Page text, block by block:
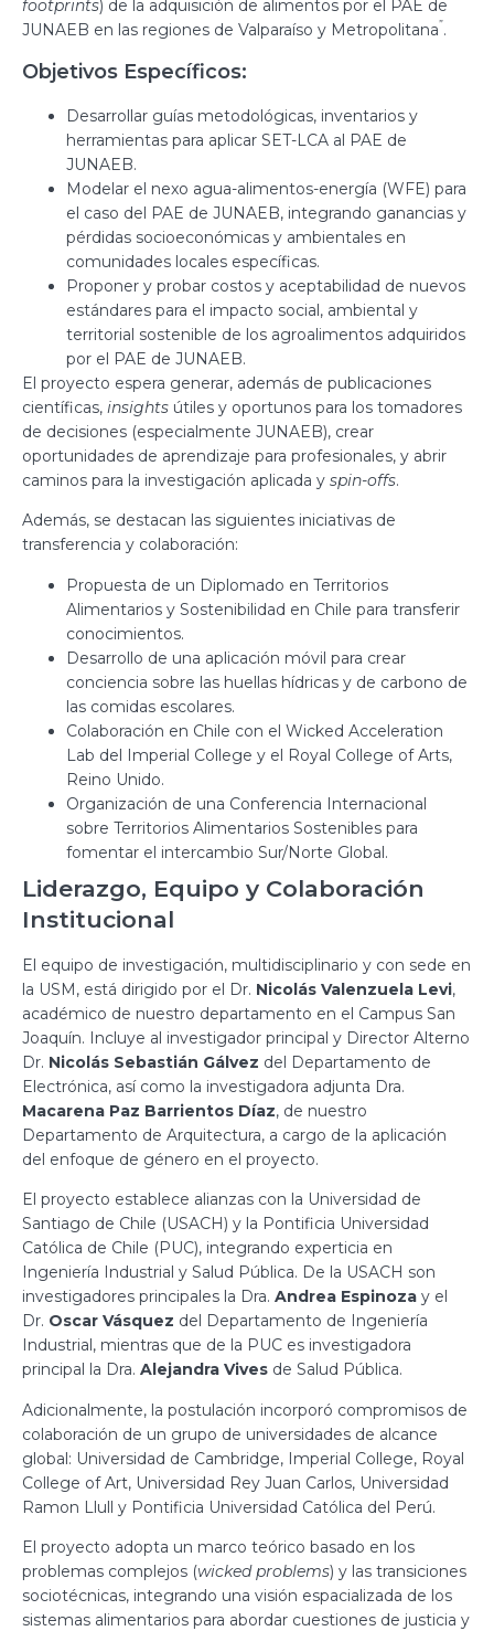
footprints) de la adquisición de alimentos por el PAE de
JUNAEB en las regiones de Valparaíso y Metropolitana”.
Objetivos Específicos:
Desarrollar guías metodológicas, inventarios y
herramientas para aplicar SET-LCA al PAE de
JUNAEB.
Modelar el nexo agua-alimentos-energía (WFE) para
el caso del PAE de JUNAEB, integrando ganancias y
pérdidas socioeconómicas y ambientales en
comunidades locales específicas.
Proponer y probar costos y aceptabilidad de nuevos
estándares para el impacto social, ambiental y
territorial sostenible de los agroalimentos adquiridos
por el PAE de JUNAEB.
El proyecto espera generar, además de publicaciones
científicas, insights útiles y oportunos para los tomadores
de decisiones (especialmente JUNAEB), crear
oportunidades de aprendizaje para profesionales, y abrir
caminos para la investigación aplicada y spin-offs.
Además, se destacan las siguientes iniciativas de
transferencia y colaboración:
Propuesta de un Diplomado en Territorios
Alimentarios y Sostenibilidad en Chile para transferir
conocimientos.
Desarrollo de una aplicación móvil para crear
conciencia sobre las huellas hídricas y de carbono de
las comidas escolares.
Colaboración en Chile con el Wicked Acceleration
Lab del Imperial College y el Royal College of Arts,
Reino Unido.
Organización de una Conferencia Internacional
sobre Territorios Alimentarios Sostenibles para
fomentar el intercambio Sur/Norte Global.
Liderazgo, Equipo y Colaboración
Institucional
El equipo de investigación, multidisciplinario y con sede en
la USM, está dirigido por el Dr. Nicolás Valenzuela Levi,
académico de nuestro departamento en el Campus San
Joaquín. Incluye al investigador principal y Director Alterno
Dr. Nicolás Sebastián Gálvez del Departamento de
Electrónica, así como la investigadora adjunta Dra.
Macarena Paz Barrientos Díaz, de nuestro
Departamento de Arquitectura, a cargo de la aplicación
del enfoque de género en el proyecto.
El proyecto establece alianzas con la Universidad de
Santiago de Chile (USACH) y la Pontificia Universidad
Católica de Chile (PUC), integrando experticia en
Ingeniería Industrial y Salud Pública. De la USACH son
investigadores principales la Dra. Andrea Espinoza y el
Dr. Oscar Vásquez del Departamento de Ingeniería
Industrial, mientras que de la PUC es investigadora
principal la Dra. Alejandra Vives de Salud Pública.
Adicionalmente, la postulación incorporó compromisos de
colaboración de un grupo de universidades de alcance
global: Universidad de Cambridge, Imperial College, Royal
College of Art, Universidad Rey Juan Carlos, Universidad
Ramon Llull y Pontificia Universidad Católica del Perú.
El proyecto adopta un marco teórico basado en los
problemas complejos (wicked problems) y las transiciones
sociotécnicas, integrando una visión espacializada de los
sistemas alimentarios para abordar cuestiones de justicia y